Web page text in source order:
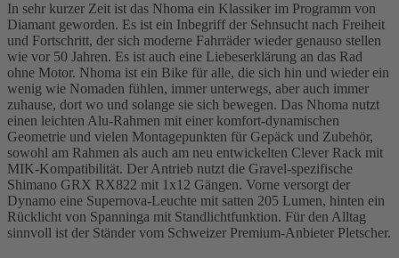
In sehr kurzer Zeit ist das Nhoma ein Klassiker im Programm von
Diamant geworden. Es ist ein Inbegriff der Sehnsucht nach Freiheit
und Fortschritt, der sich moderne Fahrräder wieder genauso stellen
wie vor 50 Jahren. Es ist auch eine Liebeserklärung an das Rad
ohne Motor. Nhoma ist ein Bike für alle, die sich hin und wieder ein
wenig wie Nomaden fühlen, immer unterwegs, aber auch immer
zuhause, dort wo und solange sie sich bewegen. Das Nhoma nutzt
einen leichten Alu-Rahmen mit einer komfort-dynamischen
Geometrie und vielen Montagepunkten für Gepäck und Zubehör,
sowohl am Rahmen als auch am neu entwickelten Clever Rack mit
MIK-Kompatibilität. Der Antrieb nutzt die Gravel-spezifische
Shimano GRX RX822 mit 1x12 Gängen. Vorne versorgt der
Dynamo eine Supernova-Leuchte mit satten 205 Lumen, hinten ein
Rücklicht von Spanninga mit Standlichtfunktion. Für den Alltag
sinnvoll ist der Ständer vom Schweizer Premium-Anbieter Pletscher.